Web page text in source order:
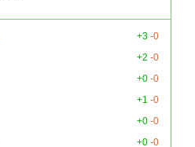
+3 -0
+2 -0
+0 -0
+1 -0
+0 -0
+0 -0